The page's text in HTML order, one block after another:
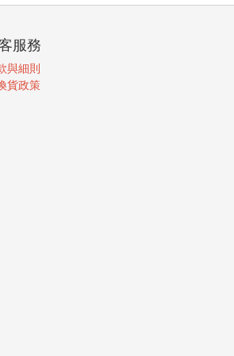
服務
與細則
貨政策